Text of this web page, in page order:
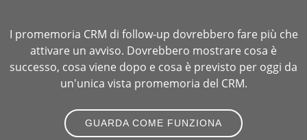
I promemoria CRM di follow-up dovrebbero fare più che
attivare un avviso. Dovrebbero mostrare cosa è
successo, cosa viene dopo e cosa è previsto per oggi da
un'unica vista promemoria del CRM.
GUARDA COME FUNZIONA